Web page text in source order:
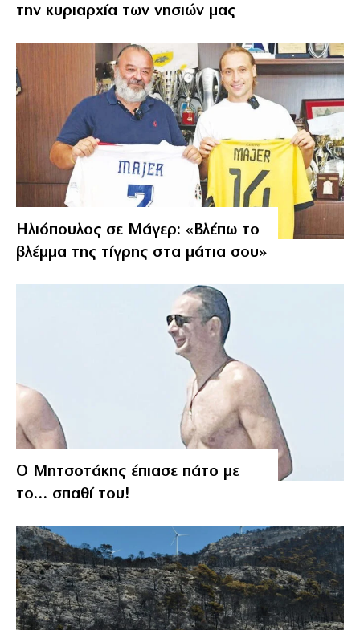
την κυριαρχία των νησιών μας
Ηλιόπουλος σε Μάγερ: «Βλέπω το
βλέμμα της τίγρης στα μάτια σου»
Ο Μητσοτάκης έπιασε πάτο με
το… σπαθί του!